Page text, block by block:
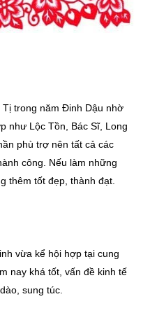
trong năm Đinh Dậu nhờ
như Lộc Tồn, Bác Sĩ, Long
phù trợ nên tất cả các
công. Nếu làm những
thêm tốt đẹp, thành đạt.
vừa kể hội hợp tại cung
nay khá tốt, vấn đề kinh tế
sung túc.